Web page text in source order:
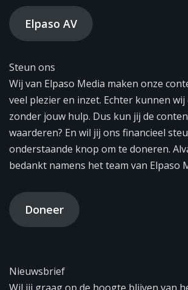
Elpaso AV
Steun ons
Wij van Elpaso Media maken onze
veel plezier en inzet. Echter kunnen
zonder jouw hulp. Dus kun jij de
waarderen? En wil jij ons financieel
onderstaande knop om te doneren.
bedankt namens het team van Elpaso
Doneer
Nieuwsbrief